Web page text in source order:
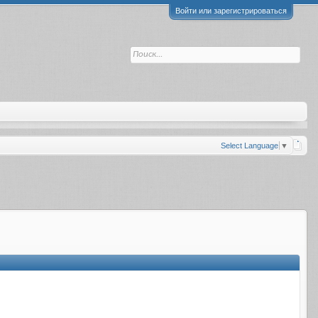
Войти или зарегистрироваться
Select Language ▼